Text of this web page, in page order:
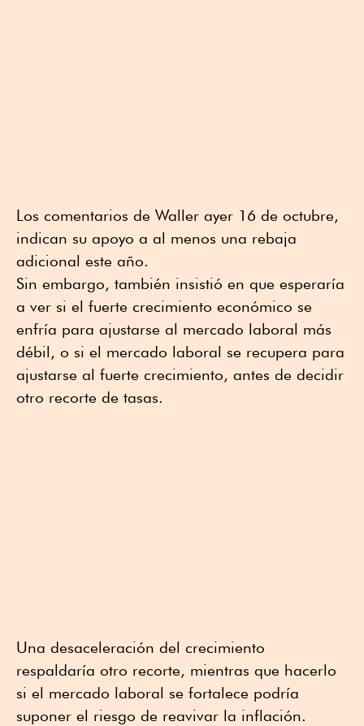
Los comentarios de Waller ayer 16 de octubre,
indican su apoyo a al menos una rebaja
adicional este año.
Sin embargo, también insistió en que esperaría
a ver si el fuerte crecimiento económico se
enfría para ajustarse al mercado laboral más
débil, o si el mercado laboral se recupera para
ajustarse al fuerte crecimiento, antes de decidir
otro recorte de tasas.
Una desaceleración del crecimiento
respaldaría otro recorte, mientras que hacerlo
si el mercado laboral se fortalece podría
suponer el riesgo de reavivar la inflación.